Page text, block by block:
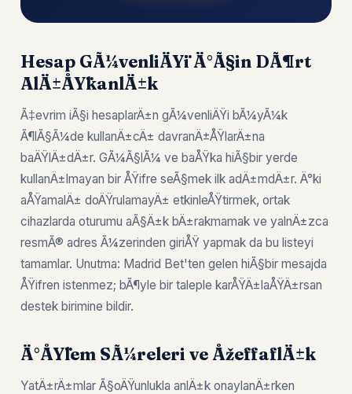
Hesap GÃ¼venliÄŸi Ä°Ã§in DÃ¶rt
AlÄ±ÅŸkanlÄ±k
Ã‡evrim iÃ§i hesaplarÄ±n gÃ¼venliÄŸi bÃ¼yÃ¼k
Ã¶lÃ§Ã¼de kullanÄ±cÄ± davranÄ±ÅŸlarÄ±na
baÄŸlÄ±dÄ±r. GÃ¼Ã§lÃ¼ ve baÅŸka hiÃ§bir yerde
kullanÄ±lmayan bir ÅŸifre seÃ§mek ilk adÄ±mdÄ±r. Ä°ki
aÅŸamalÄ± doÄŸrulamayÄ± etkinleÅŸtirmek, ortak
cihazlarda oturumu aÃ§Ä±k bÄ±rakmamak ve yalnÄ±zca
resmÃ® adres Ã¼zerinden giriÅŸ yapmak da bu listeyi
tamamlar. Unutma: Madrid Bet'ten gelen hiÃ§bir mesajda
ÅŸifren istenmez; bÃ¶yle bir taleple karÅŸÄ±laÅŸÄ±rsan
destek birimine bildir.
Ä°ÅŸlem SÃ¼releri ve ÅžeffaflÄ±k
YatÄ±rÄ±mlar Ã§oÄŸunlukla anlÄ±k onaylanÄ±rken